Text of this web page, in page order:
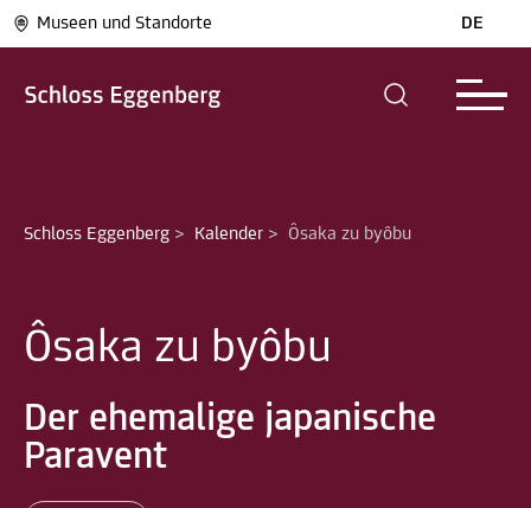
Museen und Standorte DE
Schloss Eggenberg > Kalender > Ôsaka zu byôbu
Ôsaka zu byôbu
Der ehemalige japanische
Paravent